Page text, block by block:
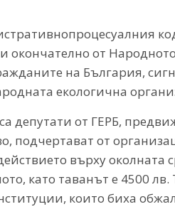
окончателно от
на България,
екологична
депутати от ГЕРБ,
подчертават от
върху околната
като таванът е 4500
които биха